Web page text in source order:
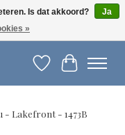
Verlanglijst
- Lakefront - 1473B
Is dat akkoord?
Ja
»